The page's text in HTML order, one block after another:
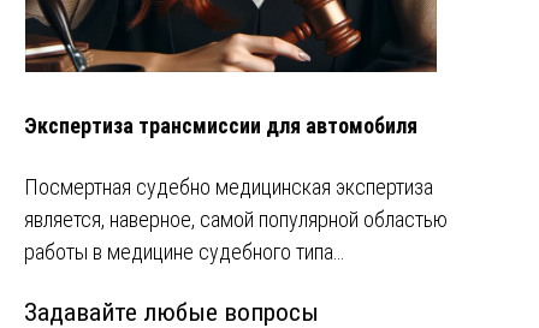
Экспертиза трансмиссии для автомобиля
Посмертная судебно медицинская экспертиза
является, наверное, самой популярной областью
работы в медицине судебного типа…
Задавайте любые вопросы